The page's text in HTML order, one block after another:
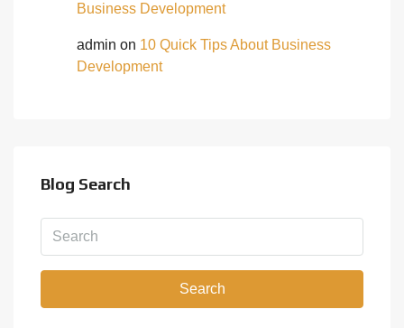
Business Development
admin on 10 Quick Tips About Business
Development
Blog Search
Search